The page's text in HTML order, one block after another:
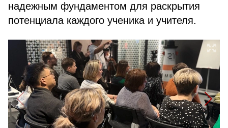
надежным фундаментом для раскрытия
потенциала каждого ученика и учителя.